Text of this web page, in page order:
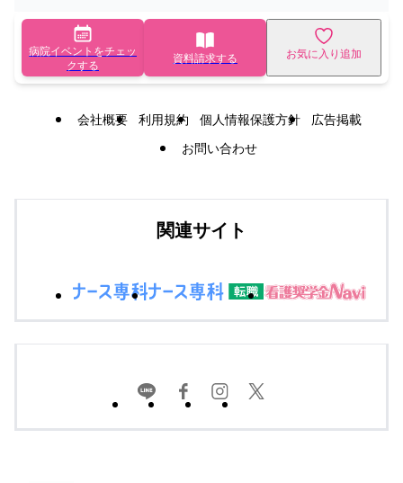
病院イベントをチェッ
クする
資料請求する お気に入り追加
会社概要 利用規約 個人情報保護方針
広告掲載
お問い合わせ
関連サイト